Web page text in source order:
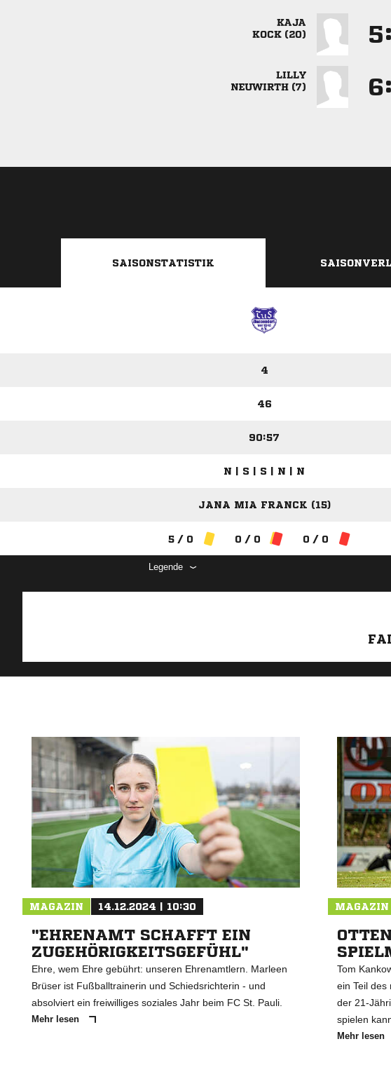

 
:

 
:
SAISONSTATISTIK
4
46
90:57
N | S | S | N | N
JANA MIA FRANCK (15)
5 / 0 0 / 0 0 / 0
Legende
MAGAZIN 14.12.2024 | 10:30
"EHRENAMT SCHAFFT EIN
ZUGEHÖRIGKEITSGEFÜHL"
Ehre, wem Ehre gebührt: unseren Ehrenamtlern. Marleen
Brüser ist Fußballtrainerin und Schiedsrichterin - und
absolviert ein freiwilliges soziales Jahr beim FC St. Pauli.
Mehr lesen
MAGAZIN
Tom
ein Teil des
der 21-
spielen
Mehr lesen